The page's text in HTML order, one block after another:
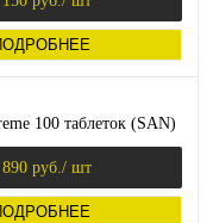
100 таблеток (SAN)
руб. / шт